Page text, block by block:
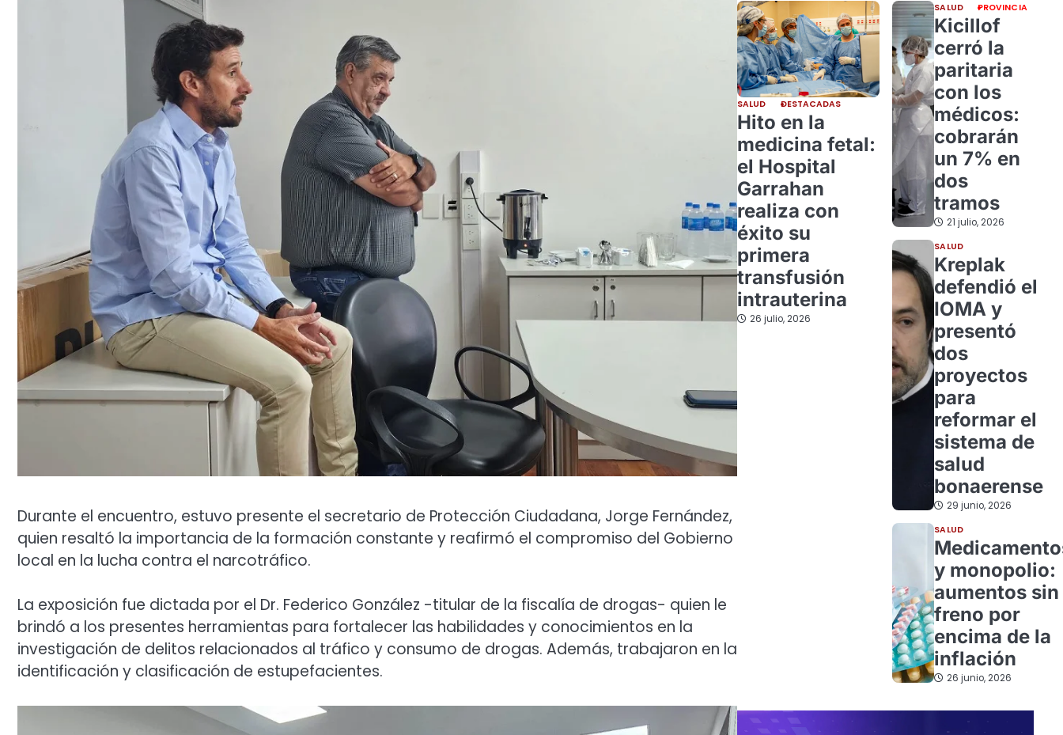
Durante el encuentro, estuvo presente el secretario de Protección Ciudadana, Jorge Fernández,
quien resaltó la importancia de la formación constante y reafirmó el compromiso del Gobierno
local en la lucha contra el narcotráfico.
La exposición fue dictada por el Dr. Federico González -titular de la fiscalía de drogas- quien le
brindó a los presentes herramientas para fortalecer las habilidades y conocimientos en la
investigación de delitos relacionados al tráfico y consumo de drogas. Además, trabajaron en la
identificación y clasificación de estupefacientes.
SALUD DESTACADAS
Hito en la
medicina fetal:
el Hospital
Garrahan
realiza con
éxito su
primera
transfusión
intrauterina
26 julio, 2026
SALUD PROVINCIA
Kicillof
cerró la
paritaria
con los
médicos:
cobrarán
un 7% en
dos
tramos
21 julio, 2026
SALUD
Kreplak
defendió el
IOMA y
presentó
dos
proyectos
para
reformar el
sistema de
salud
bonaerense
29 junio, 2026
SALUD
y monopolio:
aumentos sin
freno por
encima de la
inflación
26 junio, 2026